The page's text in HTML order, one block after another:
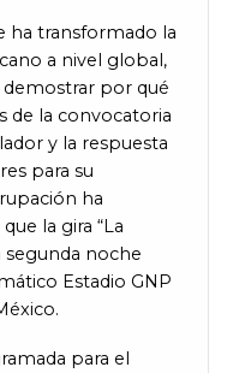
ha transformado la
a nivel global,
por qué
de la convocatoria
y la respuesta
para su
ha
la gira “La
segunda noche
Estadio GNP
para el